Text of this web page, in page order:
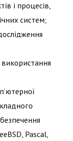
і процесів,
систем;
Pascal,